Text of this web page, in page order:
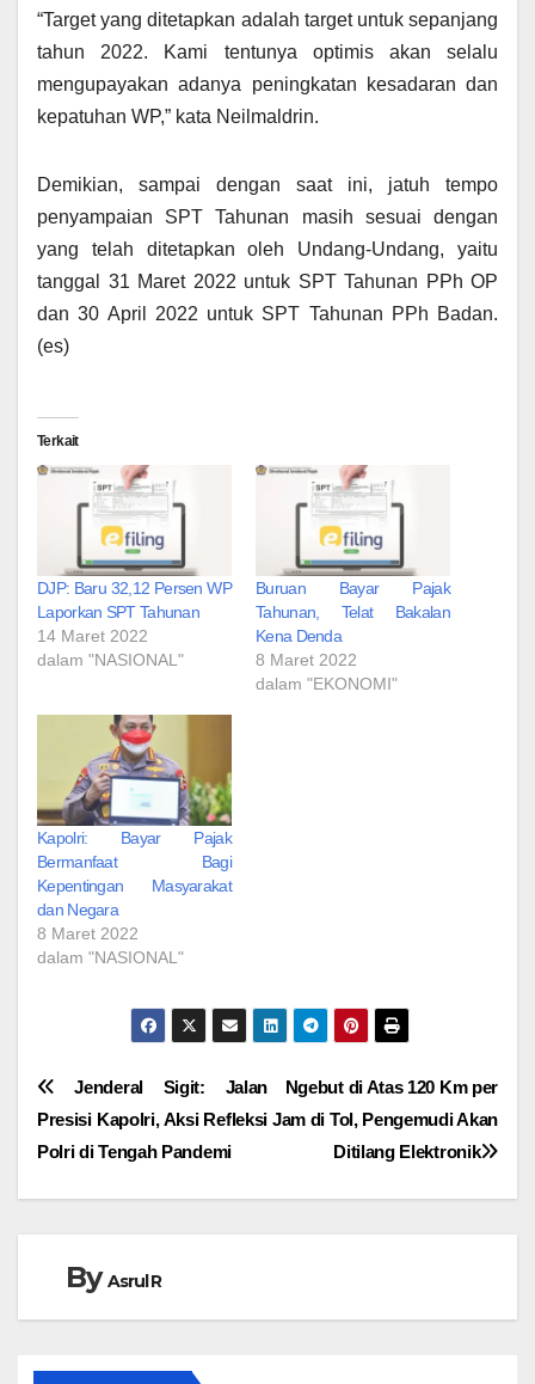
“Target yang ditetapkan adalah target untuk sepanjang
tahun 2022. Kami tentunya optimis akan selalu
mengupayakan adanya peningkatan kesadaran dan
kepatuhan WP,” kata Neilmaldrin.
Demikian, sampai dengan saat ini, jatuh tempo
penyampaian SPT Tahunan masih sesuai dengan
yang telah ditetapkan oleh Undang-Undang, yaitu
tanggal 31 Maret 2022 untuk SPT Tahunan PPh OP
dan 30 April 2022 untuk SPT Tahunan PPh Badan.
(es)
Terkait
DJP: Baru 32,12 Persen WP
Laporkan SPT Tahunan
14 Maret 2022
dalam "NASIONAL"
Buruan Bayar Pajak
Tahunan, Telat Bakalan
Kena Denda
8 Maret 2022
dalam "EKONOMI"
Kapolri: Bayar Pajak
Bermanfaat Bagi
Kepentingan Masyarakat
dan Negara
8 Maret 2022
dalam "NASIONAL"
Navigasi
pos
Ngebut di Atas 120 Km per
Jam di Tol, Pengemudi Akan
Ditilang Elektronik
Jenderal Sigit: Jalan
Presisi Kapolri, Aksi Refleksi
Polri di Tengah Pandemi
ByAsrul R